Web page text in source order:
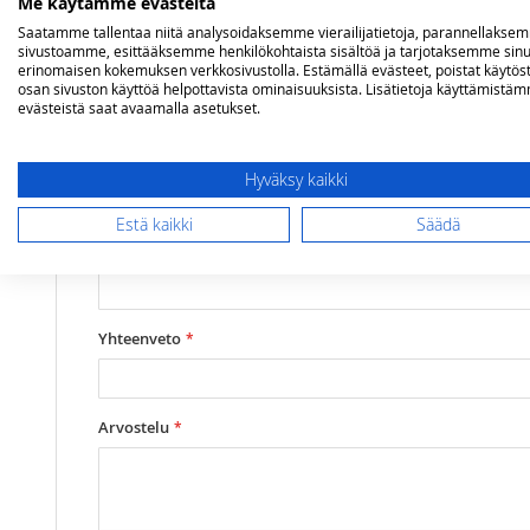
Lisätietoja
Mallit BUGG
Olet arvostelemassa:
BeefEater BUGG umpiparila
star
stars
stars
stars
stars
Nimimerkki
Yhteenveto
Arvostelu
Saatamme tallentaa niitä analysoidaksemme vierailijatietoja,
sivustoamme, esittääksemme henkilökohtaista sisältöä ja tarjotaksemme
erinomaisen kokemuksen verkkosivustolla. Estämällä evästeet, poistat
osan sivuston käyttöä helpottavista ominaisuuksista. Lisätietoja
evästeistä saat avaamalla asetukset.
Hyväksy kaikki
Estä kaikki Säädä